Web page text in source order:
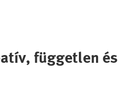
független és